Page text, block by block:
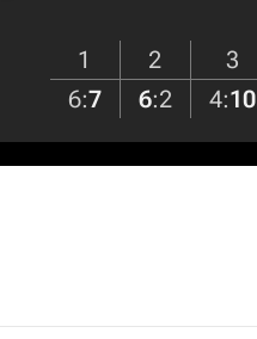
1 2
3
6:7 6:2 4:10